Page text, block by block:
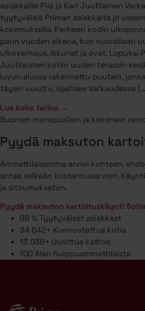
asiakkaille Piia ja Kari Juutilainen
tyytyväisiä Priman asiakkaita jo
kokemuksella. Perheen kodin
parin vuoden aikana, kun vuorollaan
ulkoverhous, ikkunat ja ovet. Lopuksi
Juutilaisten kotiin uuden terassin
luvun alussa rakennettu puutalo,
täysin uusittu, sijaitsee Varkaudessa
Lue koko tarina →
Suomen monipuolisin ja kokenein
Pyydä maksuton
Ammattilaisemme arvioi kohteen,
antaa selkeän kustannusarvion.
ja sitoumukseton.
Pyydä maksuton kartoituskäynti
99 %Tyytyväiset asiakkaat
34 642+ Kunnostettua kotia
13 038+ Uusittua kattoa
100 Alan huippuammattilaista